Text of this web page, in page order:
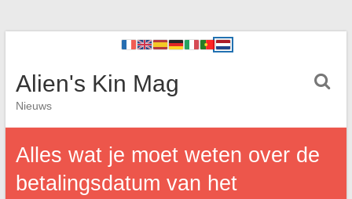
Alien's Kin Mag
Nieuws
Alles wat je moet weten over de
betalingsdatum van het